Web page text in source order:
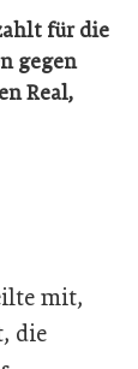
für die
gegen
Real,
mit,
die